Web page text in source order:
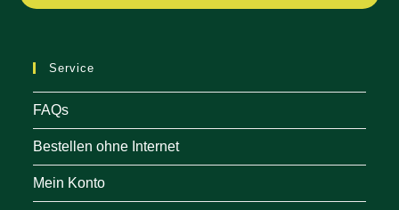
Service
FAQs
Bestellen ohne Internet
Mein Konto